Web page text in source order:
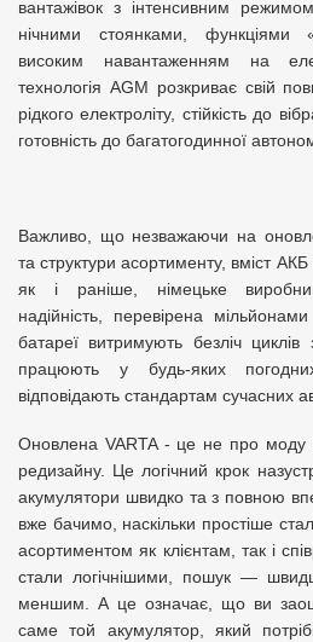
вантажівок з інтенсивним
нічними стоянками, функціями
високим навантаженням на
технологія AGM розкриває свій
рідкого електроліту, стійкість до
готовність до багатогодинної
Важливо, що незважаючи на
та структури асортименту, вміст
як і раніше, німецьке
надійність, перевірена
батареї витримують безліч
працюють у будь-яких
відповідають стандартам сучасних
Оновлена VARTA - це не про моду
редизайну. Це логічний крок
акумулятори швидко та з повною
вже бачимо, наскільки простіше
асортиментом як клієнтам, так і
стали логічнішими, пошук —
меншим. А це означає, що ви
саме той акумулятор, який